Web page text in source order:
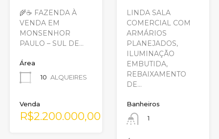
🌾☕ FAZENDA À
VENDA EM
MONSENHOR
PAULO – SUL DE…
Área
10 ALQUEIRES
Venda
R$2.200.000,00
LINDA SALA
COMERCIAL COM
ARMÁRIOS
PLANEJADOS,
ILUMINAÇÃO
EMBUTIDA,
REBAIXAMENTO
DE…
Banheiros
1